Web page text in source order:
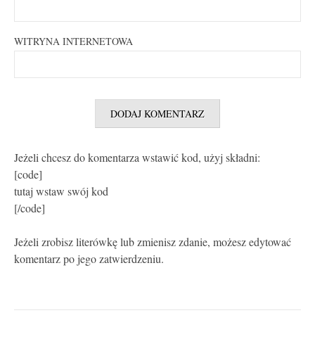
WITRYNA INTERNETOWA
Jeżeli chcesz do komentarza wstawić kod, użyj składni:
[code]
tutaj wstaw swój kod
[/code]
Jeżeli zrobisz literówkę lub zmienisz zdanie, możesz edytować
komentarz po jego zatwierdzeniu.